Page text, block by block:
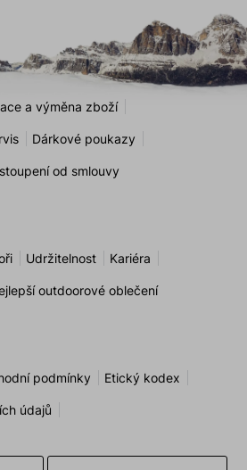
a výměna zboží
Dárkové poukazy
od smlouvy
Udržitelnost Kariéra
outdoorové oblečení
podmínky Etický kodex
údajů